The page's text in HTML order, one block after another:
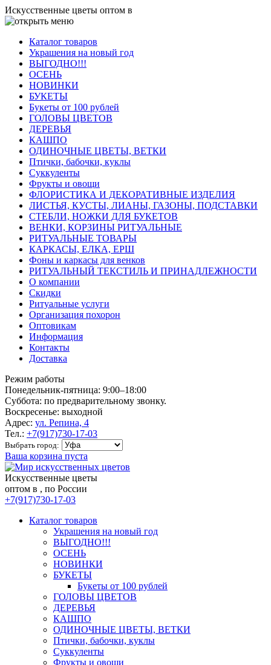
Искусственные цветы оптом в
Каталог товаров
Украшения на новый год
ВЫГОДНО!!!
ОСЕНЬ
НОВИНКИ
БУКЕТЫ
Букеты от 100 рублей
ГОЛОВЫ ЦВЕТОВ
ДЕРЕВЬЯ
КАШПО
ОДИНОЧНЫЕ ЦВЕТЫ, ВЕТКИ
Птички, бабочки, куклы
Суккуленты
Фрукты и овощи
ФЛОРИСТИКА И ДЕКОРАТИВНЫЕ ИЗДЕЛИЯ
ЛИСТЬЯ, КУСТЫ, ЛИАНЫ, ГАЗОНЫ, ПОДСТАВКИ
СТЕБЛИ, НОЖКИ ДЛЯ БУКЕТОВ
ВЕНКИ, КОРЗИНЫ РИТУАЛЬНЫЕ
РИТУАЛЬНЫЕ ТОВАРЫ
КАРКАСЫ, ЕЛКА, ЕРШ
Фоны и каркасы для венков
РИТУАЛЬНЫЙ ТЕКСТИЛЬ И ПРИНАДЛЕЖНОСТИ
О компании
Скидки
Ритуальные услуги
Организация похорон
Оптовикам
Информация
Контакты
Доставка
Режим работы
Понедельник-пятница: 9:00–18:00
Суббота: по предварительному звонку.
Воскресенье: выходной
Адрес: ул. Репина, 4
Тел.: +7(917)730-17-03
Выбрать город:
Ваша корзина пуста
Искусственные цветы
оптом в , по России
+7(917)730-17-03
Каталог товаров
Украшения на новый год
ВЫГОДНО!!!
ОСЕНЬ
НОВИНКИ
БУКЕТЫ
Букеты от 100 рублей
ГОЛОВЫ ЦВЕТОВ
ДЕРЕВЬЯ
КАШПО
ОДИНОЧНЫЕ ЦВЕТЫ, ВЕТКИ
Птички, бабочки, куклы
Суккуленты
Фрукты и овощи